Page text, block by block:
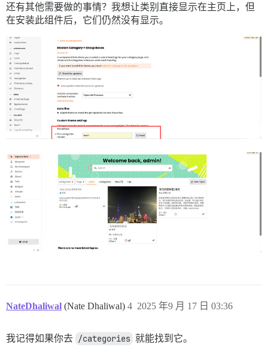
还有其他需要做的事情？我想让类别直接显示在主页上，但
在安装此组件后，它们仍然没有显示。
NateDhaliwal (Nate Dhaliwal) 2025 年9 月 17 日 03:36
4
我记得如果你去 /categories 就能找到它。